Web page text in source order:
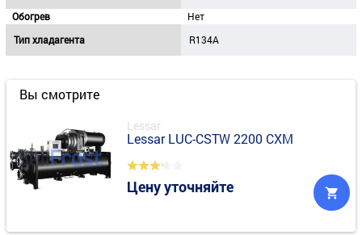
Обогрев
Нет
Тип хладагента
R134A
Вы смотрите
Lessar
Lessar LUC-CSTW 2200 CXM
Цену уточняйте